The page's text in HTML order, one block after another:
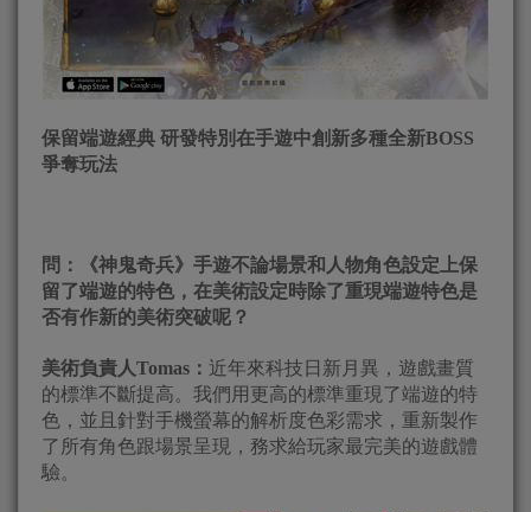
保留端遊經典 研發特別在手遊中創新多種全新BOSS
爭奪玩法
問：《神鬼奇兵》手遊不論場景和人物角色設定上保
留了端遊的特色，在美術設定時除了重現端遊特色是
否有作新的美術突破呢？
美術負責人Tomas： 近年來科技日新月異，遊戲畫質
的標準不斷提高。我們用更高的標準重現了端遊的特
色，並且針對手機螢幕的解析度色彩需求，重新製作
了所有角色跟場景呈現，務求給玩家最完美的遊戲體
驗。